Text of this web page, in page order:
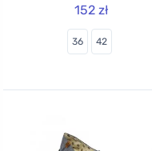
152 zł
36 42